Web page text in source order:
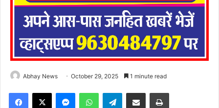
Abhay News October 29, 2025 1 minute read
Facebook
X MessengerWhatsAppTelegramShare via Email Print